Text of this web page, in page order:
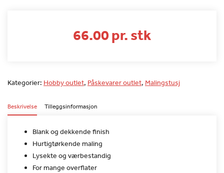
66.00 pr. stk
Kategorier: Hobby outlet, Påskevarer outlet, Malingstusj
Beskrivelse Tilleggsinformasjon
Blank og dekkende finish
Hurtigtørkende maling
Lysekte og værbestandig
For mange overflater